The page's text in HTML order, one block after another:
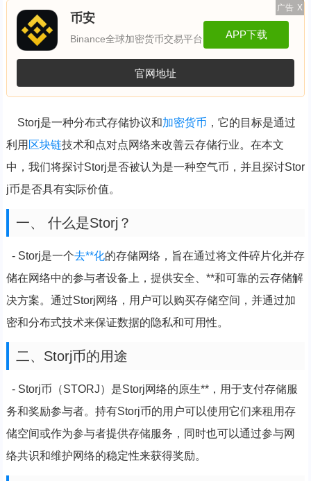
广告 X
币安
Binance全球加密货币交易平台 APP下载
官网地址
Storj是一种分布式存储协议和加密货币 ，它的目标是通过
利用 区块链技术和点对点网络来改善云存储行业。在本文
中，我们将探讨Storj是否被认为是一种空气币，并且探讨Stor
j币是否具有实际价值。
一、 什么是Storj？
- Storj是一个去**化的存储网络，旨在通过将文件碎片化并存
储在网络中的参与者设备上，提供安全、**和可靠的云存储解
决方案。通过Storj网络，用户可以购买存储空间，并通过加
密和分布式技术来保证数据的隐私和可用性。
二、Storj币的用途
- Storj币（STORJ）是Storj网络的原生**，用于支付存储服
务和奖励参与者。持有Storj币的用户可以使用它们来租用存
储空间或作为参与者提供存储服务，同时也可以通过参与网
络共识和维护网络的稳定性来获得奖励。